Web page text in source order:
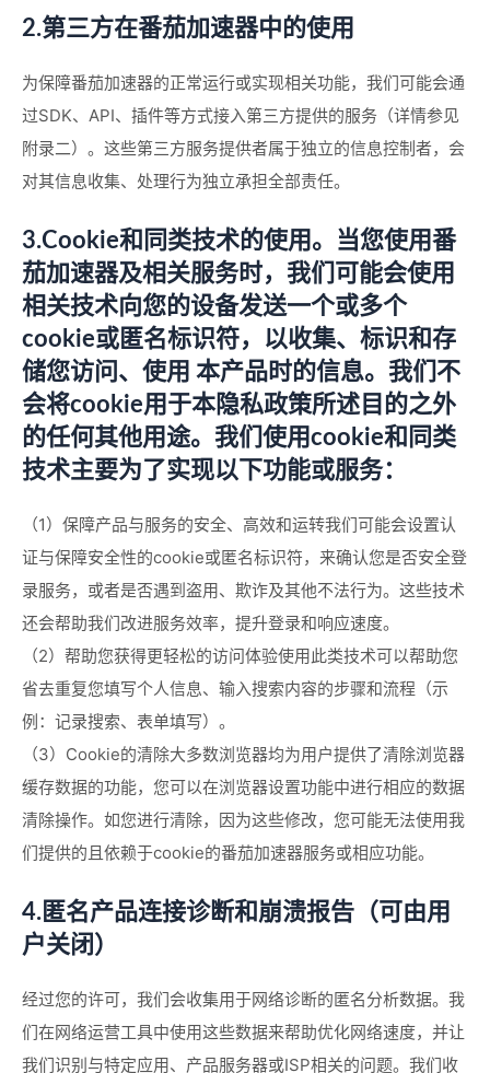
2.第三方在番茄加速器中的使用
为保障番茄加速器的正常运行或实现相关功能，我们可能会通
过SDK、API、插件等方式接入第三方提供的服务（详情参见
附录二）。这些第三方服务提供者属于独立的信息控制者，会
对其信息收集、处理行为独立承担全部责任。
3.Cookie和同类技术的使用。当您使用番
茄加速器及相关服务时，我们可能会使用
相关技术向您的设备发送一个或多个
cookie或匿名标识符，以收集、标识和存
储您访问、使用 本产品时的信息。我们不
会将cookie用于本隐私政策所述目的之外
的任何其他用途。我们使用cookie和同类
技术主要为了实现以下功能或服务：
（1）保障产品与服务的安全、高效和运转我们可能会设置认
证与保障安全性的cookie或匿名标识符，来确认您是否安全登
录服务，或者是否遇到盗用、欺诈及其他不法行为。这些技术
还会帮助我们改进服务效率，提升登录和响应速度。
（2）帮助您获得更轻松的访问体验使用此类技术可以帮助您
省去重复您填写个人信息、输入搜索内容的步骤和流程（示
例：记录搜索、表单填写）。
（3）Cookie的清除大多数浏览器均为用户提供了清除浏览器
缓存数据的功能，您可以在浏览器设置功能中进行相应的数据
清除操作。如您进行清除，因为这些修改，您可能无法使用我
们提供的且依赖于cookie的番茄加速器服务或相应功能。
4.匿名产品连接诊断和崩溃报告（可由用
户关闭）
经过您的许可，我们会收集用于网络诊断的匿名分析数据。我
们在网络运营工具中使用这些数据来帮助优化网络速度，并让
我们识别与特定应用、产品服务器或ISP相关的问题。我们收